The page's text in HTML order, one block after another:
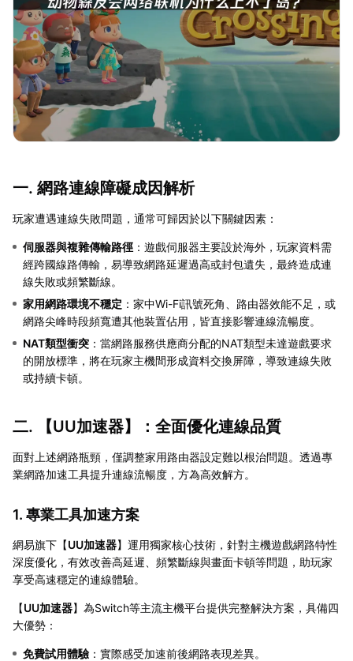
一. 網路連線障礙成因解析
玩家遭遇連線失敗問題，通常可歸因於以下關鍵因素：
伺服器與複雜傳輸路徑 ：遊戲伺服器主要設於海外，玩家資料需
經跨國線路傳輸，易導致網路延遲過高或封包遺失，最終造成連
線失敗或頻繁斷線。
家用網路環境不穩定 ：家中Wi-Fi訊號死角、路由器效能不足，或
網路尖峰時段頻寬遭其他裝置佔用，皆直接影響連線流暢度。
NAT類型衝突 ：當網路服務供應商分配的NAT類型未達遊戲要求
的開放標準，將在玩家主機間形成資料交換屏障，導致連線失敗
或持續卡頓。
二. 【UU加速器】：全面優化連線品質
面對上述網路瓶頸，僅調整家用路由器設定難以根治問題。透過專
業網路加速工具提升連線流暢度，方為高效解方。
1. 專業工具加速方案
網易旗下【UU加速器】運用獨家核心技術，針對主機遊戲網路特性
深度優化，有效改善高延遲、頻繁斷線與畫面卡頓等問題，助玩家
享受高速穩定的連線體驗。
【UU加速器】為Switch等主流主機平台提供完整解決方案，具備四
大優勢：
免費試用體驗 ：實際感受加速前後網路表現差異。